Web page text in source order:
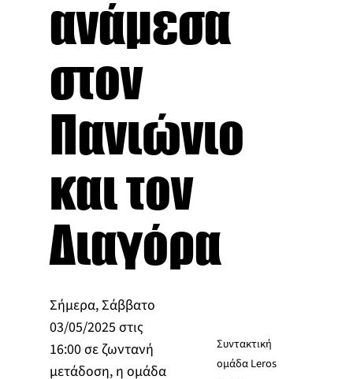
ανάμεσα
στον
Πανιώνιο
και τον
Διαγόρα
Σήμερα, Σάββατο
03/05/2025 στις
16:00 σε ζωντανή
μετάδοση, η ομάδα
Συντακτική
ομάδα Leros